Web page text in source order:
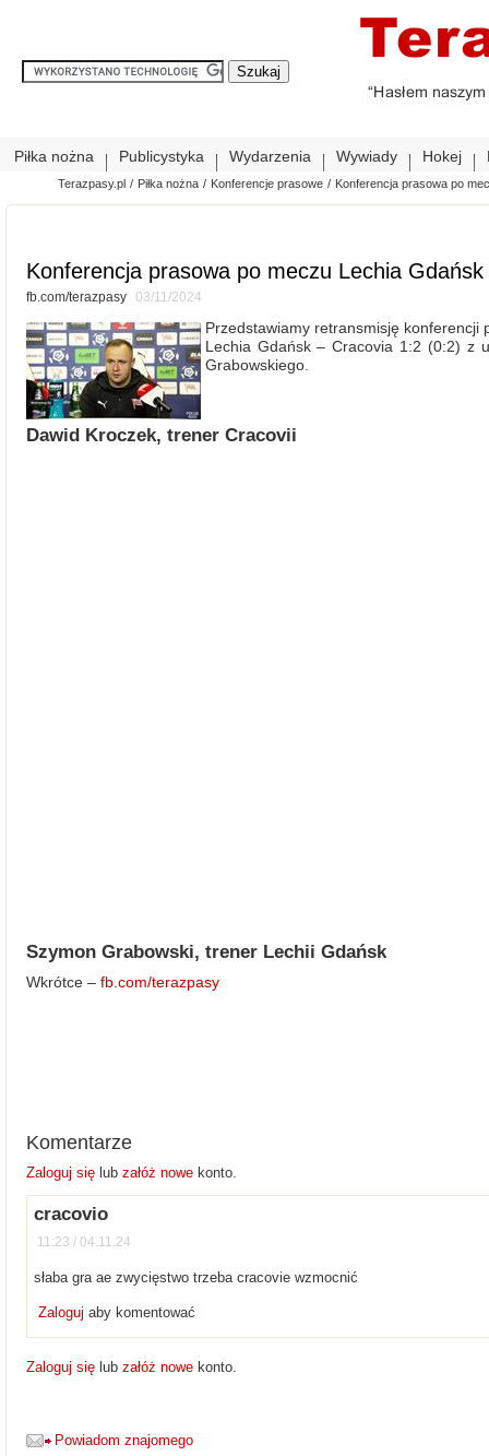
Piłka nożna Publicystyka Wydarzenia Wywiady Hokej
Terazpasy.pl / Piłka nożna / Konferencje prasowe / Konferencja prasowa po
Konferencja prasowa po meczu Lechia
fb.com/terazpasy 03/11/2024
Przedstawiamy retransmisję konferencji
Lechia Gdańsk – Cracovia 1:2 (0:2) z
Grabowskiego.
Dawid Kroczek, trener Cracovii
Szymon Grabowski, trener Lechii Gdańsk
Wkrótce – fb.com/terazpasy
Komentarze
Zaloguj się lub załóż nowe konto.
cracovio
11:23 / 04.11.24
słaba gra ae zwycięstwo trzeba cracovie wzmocnić
Zalogujaby komentować
Zaloguj się lub załóż nowe konto.
Powiadom znajomego